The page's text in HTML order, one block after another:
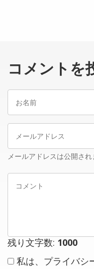
コメントを
ル
メールアドレスは公開され
残り文字数: 1000
私は、プライバシ